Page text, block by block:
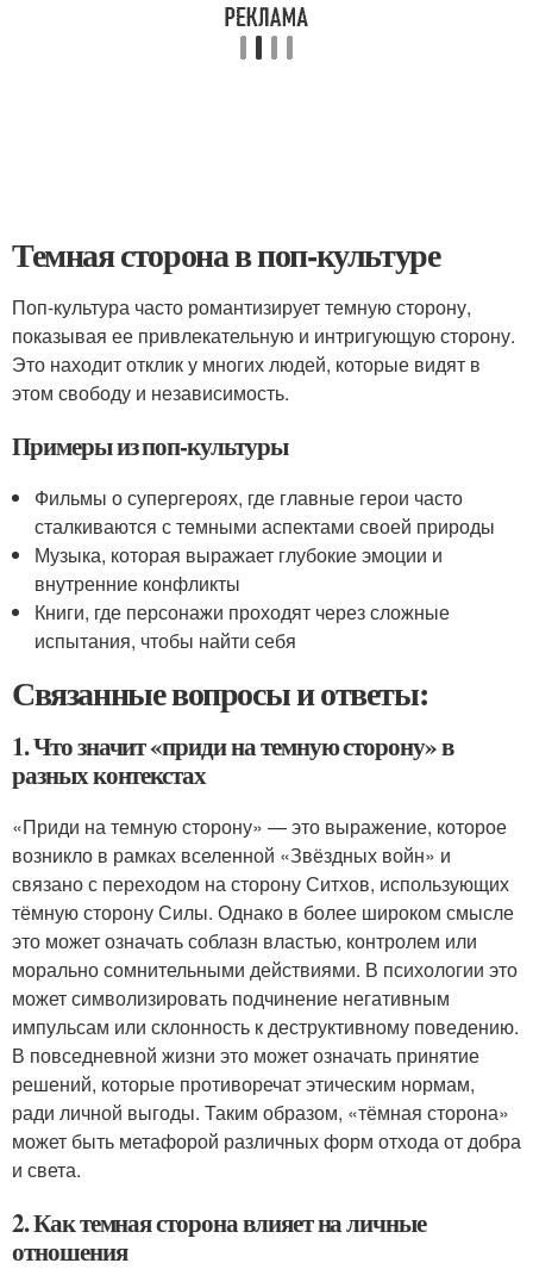
Темная сторона в поп-культуре
Поп-культура часто романтизирует темную сторону,
показывая ее привлекательную и интригующую сторону.
Это находит отклик у многих людей, которые видят в
этом свободу и независимость.
Примеры из поп-культуры
Фильмы о супергероях, где главные герои часто
сталкиваются с темными аспектами своей природы
Музыка, которая выражает глубокие эмоции и
внутренние конфликты
Книги, где персонажи проходят через сложные
испытания, чтобы найти себя
Связанные вопросы и ответы:
1. Что значит «приди на темную сторону» в
разных контекстах
«Приди на темную сторону» — это выражение, которое
возникло в рамках вселенной «Звёздных войн» и
связано с переходом на сторону Ситхов, использующих
тёмную сторону Силы. Однако в более широком смысле
это может означать соблазн властью, контролем или
морально сомнительными действиями. В психологии это
может символизировать подчинение негативным
импульсам или склонность к деструктивному поведению.
В повседневной жизни это может означать принятие
решений, которые противоречат этическим нормам,
ради личной выгоды. Таким образом, «тёмная сторона»
может быть метафорой различных форм отхода от добра
и света.
2. Как темная сторона влияет на личные
отношения